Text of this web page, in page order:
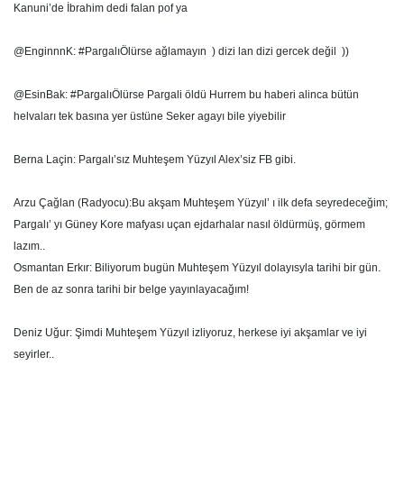
Kanuni’de İbrahim dedi falan pof ya
@EnginnnK: #PargalıÖlürse ağlamayın ) dizi lan dizi gercek değil ))
@EsinBak: #PargalıÖlürse Pargali öldü Hurrem bu haberi alinca bütün
helvaları tek basına yer üstüne Seker agayı bile yiyebilir
Berna Laçin: Pargalı’sız Muhteşem Yüzyıl Alex’siz FB gibi.
Arzu Çağlan (Radyocu):Bu akşam Muhteşem Yüzyıl’ ı ilk defa seyredeceğim;
Pargalı’ yı Güney Kore mafyası uçan ejdarhalar nasıl öldürmüş, görmem
lazım..
Osmantan Erkır: Biliyorum bugün Muhteşem Yüzyıl dolayısyla tarihi bir gün.
Ben de az sonra tarihi bir belge yayınlayacağım!
Deniz Uğur: Şimdi Muhteşem Yüzyıl izliyoruz, herkese iyi akşamlar ve iyi
seyirler..